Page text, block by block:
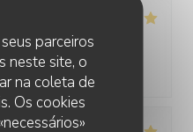
parceiros
neste site, o
na coleta de
Os cookies
: 5/5 quality_price